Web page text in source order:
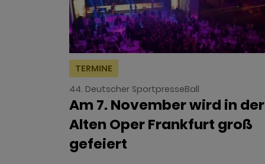
TERMINE
44. Deutscher SportpresseBall
Am 7. November wird in der
Alten Oper Frankfurt groß
gefeiert